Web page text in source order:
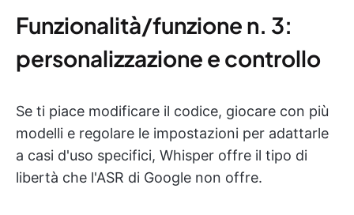
Funzionalità/funzione n. 3:
personalizzazione e controllo
Se ti piace modificare il codice, giocare con più
modelli e regolare le impostazioni per adattarle
a casi d'uso specifici, Whisper offre il tipo di
libertà che l'ASR di Google non offre.